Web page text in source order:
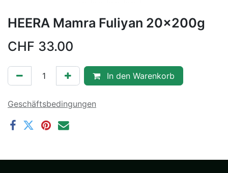
HEERA Mamra Fuliyan 20x200g
CHF 33.00
In den Warenkorb
Geschäftsbedingungen